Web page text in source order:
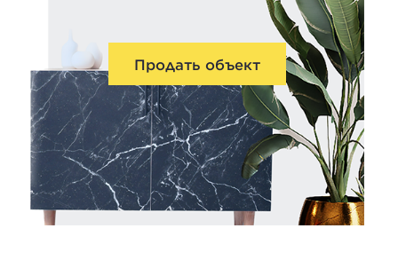
Продать объект